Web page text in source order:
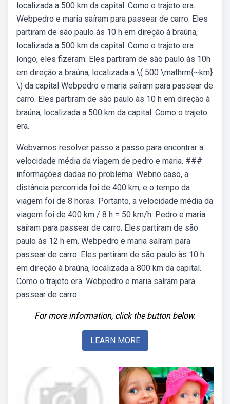
localizada a 500 km da capital. Como o trajeto era.
Webpedro e maria saíram para passear de carro. Eles
partiram de são paulo às 10 h em direção à braúna,
localizada a 500 km da capital. Como o trajeto era
longo, eles fizeram. Eles partiram de são paulo às 10h
em direção a braúna, localizada a \( 500 \mathrm{~km}
\) da capital Webpedro e maria saíram para passear de
carro. Eles partiram de são paulo às 10 h em direção à
braúna, localizada a 500 km da capital. Como o trajeto
era.
Webvamos resolver passo a passo para encontrar a
velocidade média da viagem de pedro e maria. ###
informações dadas no problema: Webno caso, a
distância percorrida foi de 400 km, e o tempo da
viagem foi de 8 horas. Portanto, a velocidade média da
viagem foi de 400 km / 8 h = 50 km/h. Pedro e maria
saíram para passear de carro. Eles partiram de são
paulo às 12 h em. Webpedro e maria saíram para
passear de carro. Eles partiram de são paulo às 10 h
em direção à braúna, localizada a 800 km da capital.
Como o trajeto era. Webpedro e maria saíram para
passear de carro.
For more information, click the button below.
LEARN MORE